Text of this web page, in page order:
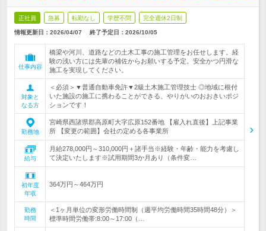
正社員 急募 転勤なし 学歴不問 完全週休2日制
情報更新日：2026/04/07 終了予定日： 2026/10/05
仕事内容
橋梁や河川、道路などの土木工事の施工管理をお任せします。経
験の浅い方には先輩の補佐からお願いする予定。安全かつ円滑な
施工を実現してください。
対象と
なる方
＜必須＞▼普通自動車免許▼2級土木施工管理技士 ◎地域に根付
いた施設の施工に携わることができる、やりがいのおおきいポジ
ションです！
勤務地
宮崎県西諸県郡高原町大字広原152番地 【雇入れ直後】上記事業
所 【変更の範囲】会社の定める各事業所
給与
月給278,000円～310,000円＋諸手当※経験・年齢・能力を考慮し
て決定いたします※試用期間3か月あり（条件変…
初年度
年収
364万円～464万円
勤務
時間
＜1ヶ月単位の変形労働時間制（週平均労働時間35時間48分）＞
標準時間労働帯:8:00～17:00（…